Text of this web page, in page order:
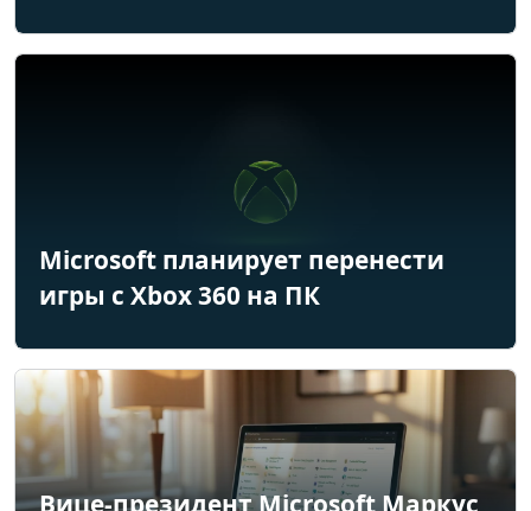
Microsoft планирует перенести
игры с Xbox 360 на ПК
Вице-президент Microsoft Маркус